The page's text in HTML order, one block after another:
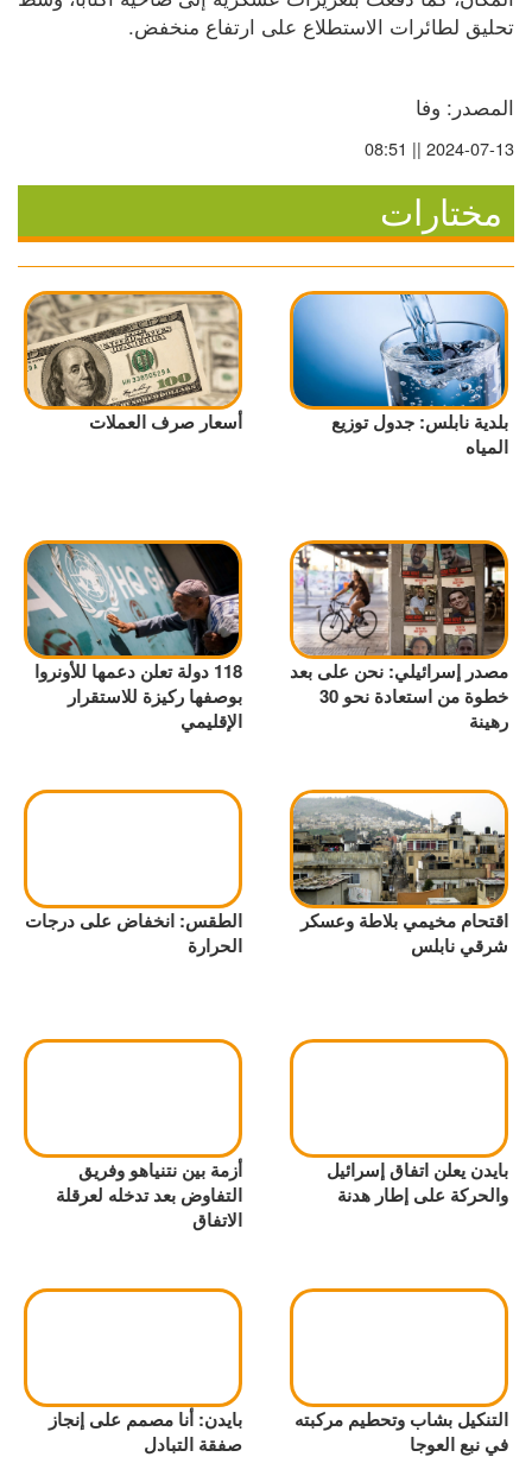
تحليق لطائرات الاستطلاع على ارتفاع منخفض.
المصدر: وفا
2024-07-13 || 08:51
مختارات
بلدية نابلس: جدول توزيع
المياه
أسعار صرف العملات
مصدر إسرائيلي: نحن على بعد
خطوة من استعادة نحو 30
رهينة
118 دولة تعلن دعمها للأونروا
بوصفها ركيزة للاستقرار
الإقليمي
اقتحام مخيمي بلاطة وعسكر
شرقي نابلس
الطقس: انخفاض على درجات
الحرارة
بايدن يعلن اتفاق إسرائيل
والحركة على إطار هدنة
أزمة بين نتنياهو وفريق
التفاوض بعد تدخله لعرقلة
الاتفاق
التنكيل بشاب وتحطيم مركبته
في نبع العوجا
بايدن: أنا مصمم على إنجاز
صفقة التبادل